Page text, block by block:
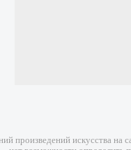
произведений искусства на